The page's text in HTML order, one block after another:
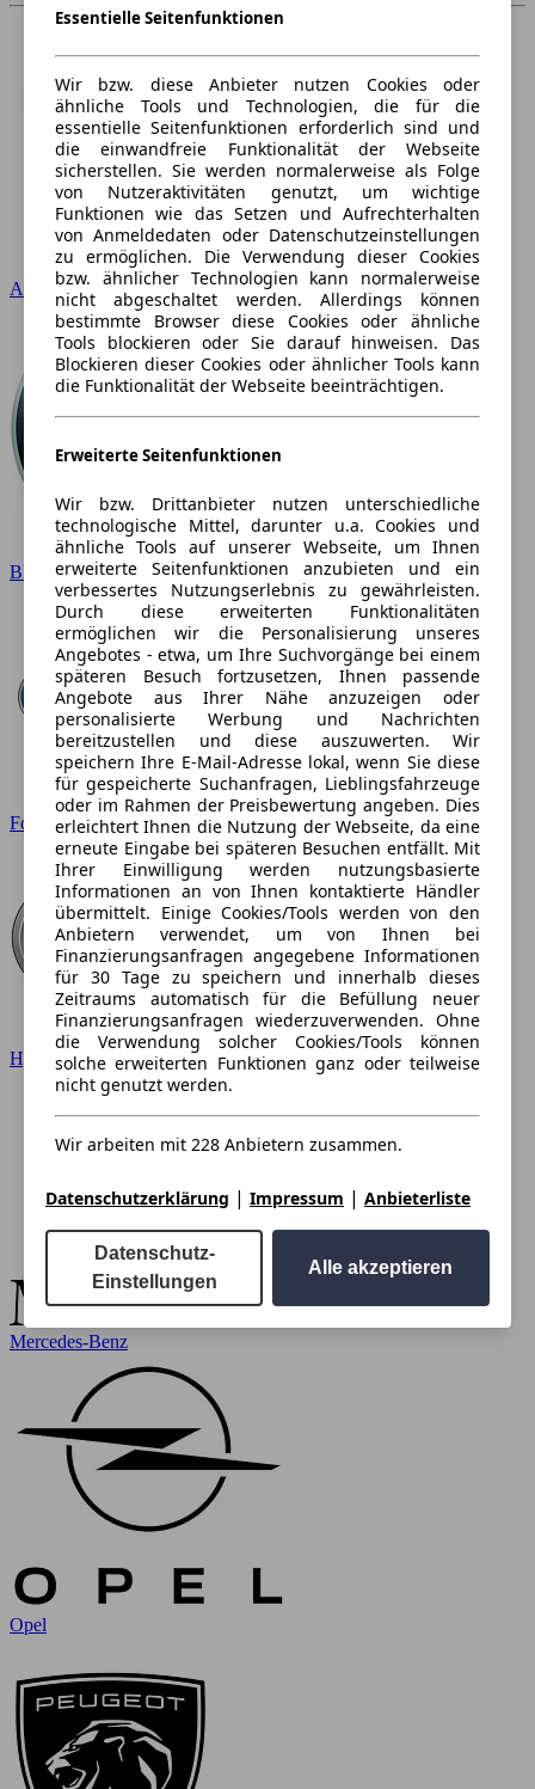
Audi
BMW
Ford
Hyundai
Mercedes-Benz
Opel
Essentielle Seitenfunktionen
Wir bzw. diese Anbieter nutzen Cookies oder
ähnliche Tools und Technologien, die für die
essentielle Seitenfunktionen erforderlich sind und
die einwandfreie Funktionalität der Webseite
sicherstellen. Sie werden normalerweise als Folge
von Nutzeraktivitäten genutzt, um wichtige
Funktionen wie das Setzen und Aufrechterhalten
von Anmeldedaten oder Datenschutzeinstellungen
zu ermöglichen. Die Verwendung dieser Cookies
bzw. ähnlicher Technologien kann normalerweise
nicht abgeschaltet werden. Allerdings können
bestimmte Browser diese Cookies oder ähnliche
Tools blockieren oder Sie darauf hinweisen. Das
Blockieren dieser Cookies oder ähnlicher Tools kann
die Funktionalität der Webseite beeinträchtigen.
Erweiterte Seitenfunktionen
Wir bzw. Drittanbieter nutzen unterschiedliche
technologische Mittel, darunter u.a. Cookies und
ähnliche Tools auf unserer Webseite, um Ihnen
erweiterte Seitenfunktionen anzubieten und ein
verbessertes Nutzungserlebnis zu gewährleisten.
Durch diese erweiterten Funktionalitäten
ermöglichen wir die Personalisierung unseres
Angebotes - etwa, um Ihre Suchvorgänge bei einem
späteren Besuch fortzusetzen, Ihnen passende
Angebote aus Ihrer Nähe anzuzeigen oder
personalisierte Werbung und Nachrichten
bereitzustellen und diese auszuwerten. Wir
speichern Ihre E-Mail-Adresse lokal, wenn Sie diese
für gespeicherte Suchanfragen, Lieblingsfahrzeuge
oder im Rahmen der Preisbewertung angeben. Dies
erleichtert Ihnen die Nutzung der Webseite, da eine
erneute Eingabe bei späteren Besuchen entfällt. Mit
Ihrer Einwilligung werden nutzungsbasierte
Informationen an von Ihnen kontaktierte Händler
übermittelt. Einige Cookies/Tools werden von den
Anbietern verwendet, um von Ihnen bei
Finanzierungsanfragen angegebene Informationen
für 30 Tage zu speichern und innerhalb dieses
Zeitraums automatisch für die Befüllung neuer
Finanzierungsanfragen wiederzuverwenden. Ohne
die Verwendung solcher Cookies/Tools können
solche erweiterten Funktionen ganz oder teilweise
nicht genutzt werden.
Wir arbeiten mit 228 Anbietern zusammen.
Datenschutzerklärung | Impressum | Anbieterliste
Datenschutz-
Einstellungen
Alle akzeptieren